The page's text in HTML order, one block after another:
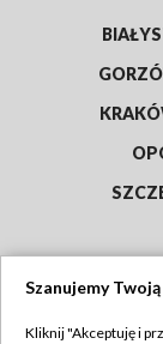
Szanujemy
Kliknij "Akceptuję i